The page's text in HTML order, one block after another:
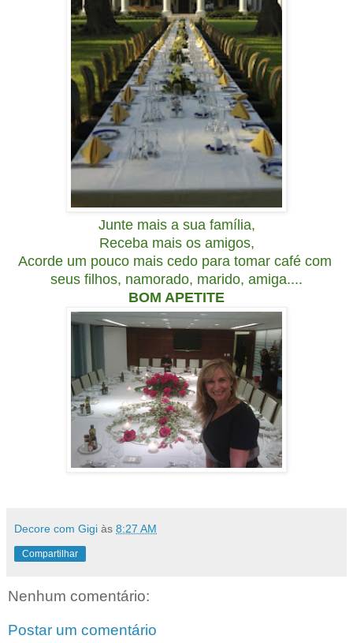
Junte mais a sua família,
Receba mais os amigos,
Acorde um pouco mais cedo para tomar café com
seus filhos, namorado, marido, amiga....
BOM APETITE
Decore com Gigi às 8:27 AM
Compartilhar
Nenhum comentário:
Postar um comentário